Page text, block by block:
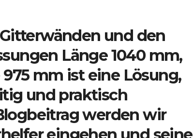
und den
Länge 1040 mm,
mm ist eine Lösung,
und praktisch
werden wir